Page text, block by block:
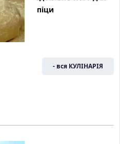
піци
- вся КУЛІНАРІЯ